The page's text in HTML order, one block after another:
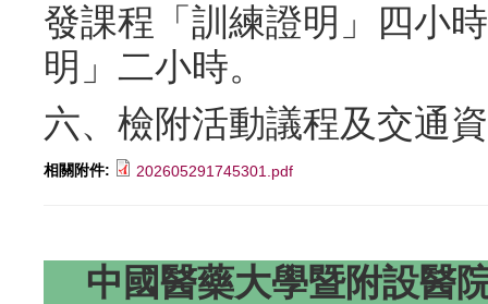
發課程「訓練證明」四小
明」二小時。
六、檢附活動議程及交通
相關附件: 202605291745301.pdf
中國醫藥大學暨附設醫